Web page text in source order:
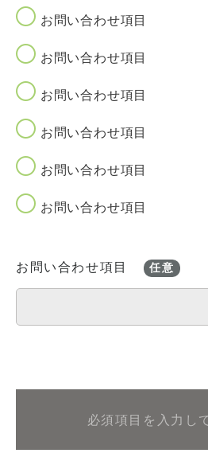
お問い合わせ項目
お問い合わせ項目
お問い合わせ項目
お問い合わせ項目
お問い合わせ項目
お問い合わせ項目
お問い合わせ項目 任意